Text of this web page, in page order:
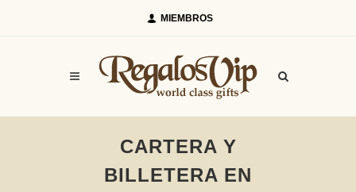
MIEMBROS
CARTERA Y
BILLETERA EN